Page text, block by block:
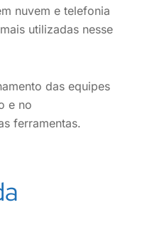
nuvem e telefonia
utilizadas nesse
das equipes
e no
ferramentas.